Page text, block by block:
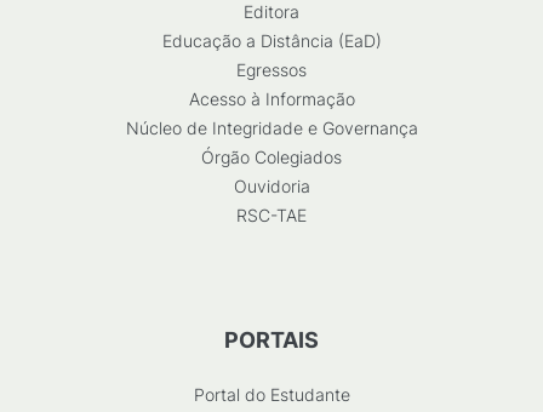
Editora
Educação a Distância (EaD)
Egressos
Acesso à Informação
Núcleo de Integridade e Governança
Órgão Colegiados
Ouvidoria
RSC-TAE
PORTAIS
Portal do Estudante